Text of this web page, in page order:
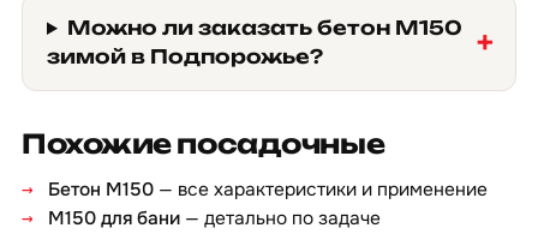
Можно ли заказать бетон М150
зимой в Подпорожье?
Похожие посадочные
Бетон М150 — все характеристики и применение
М150 для бани — детально по задаче